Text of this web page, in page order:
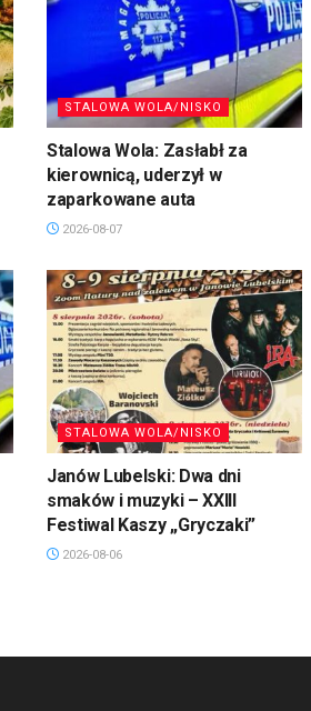
STALOWA WOLA/NISKO
Stalowa Wola: Zasłabł za
kierownicą, uderzył w
zaparkowane auta
2026-08-07
STALOWA WOLA/NISKO
Janów Lubelski: Dwa dni
smaków i muzyki – XXIII
Festiwal Kaszy „Gryczaki”
2026-08-06